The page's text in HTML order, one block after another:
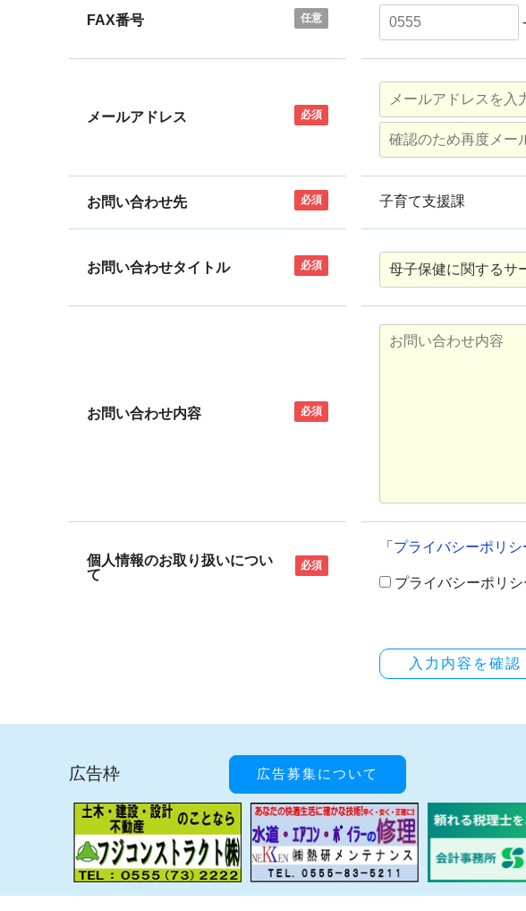
FAX番号 任意 -
メールアドレス 必須
お問い合わせ先 必須 子育て支援課
お問い合わせタイトル 必須
お問い合わせ内容 必須
個人情報のお取り扱いについ
て
必須
「 プライバシーポリシ
プライバシーポリ
入力内容を確認
広告枠 広告募集について